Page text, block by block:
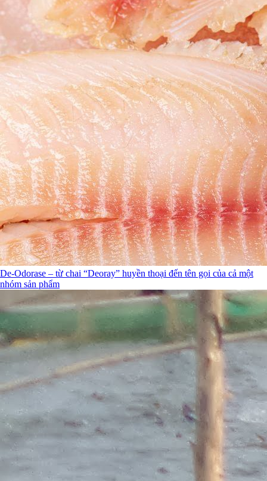
De-Odorase – từ chai “Deoray” huyền thoại đến tên gọi của cả một
nhóm sản phẩm